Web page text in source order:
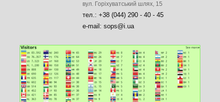
вул. Горіхуватський шлях, 15
тел.: +38 (044) 290 - 40 - 45
e-mail: sops@i.ua